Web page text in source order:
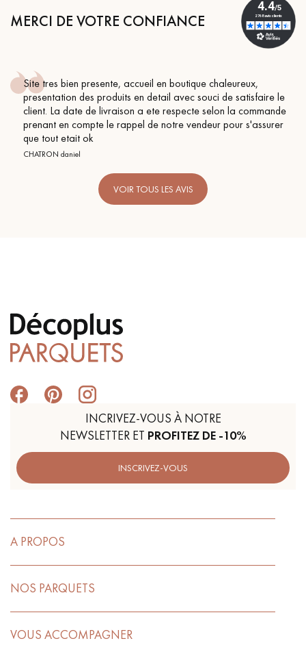
MERCI DE VOTRE CONFIANCE
chaleureux,
de satisfaire le
selon la commande
pour s'assurer
Conseil parfait, échanges fluides. Je
BEILE FRANCK
VOIR TOUS LES AVIS
INCRIVEZ-VOUS À NOTRE
NEWSLETTER ET PROFITEZ DE -10%
INSCRIVEZ-VOUS
A PROPOS
NOS PARQUETS
VOUS ACCOMPAGNER